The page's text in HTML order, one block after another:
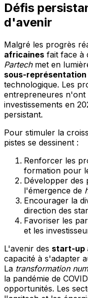
Défis
d'avenir
Malgré les progrès
africaines fait face à
Partechmet en
sous-représentation
technologique. Les
entrepreneures n'ont
investissements en
persistant.
Pour stimuler la
pistes se dessinent :
Renforcer les
formation pour
Développer des
l'émergence de
Encourager la
direction des
Favoriser les
et les
L'avenir des start-up
capacité à s'adapter
La transformation
la pandémie de
opportunités. Les